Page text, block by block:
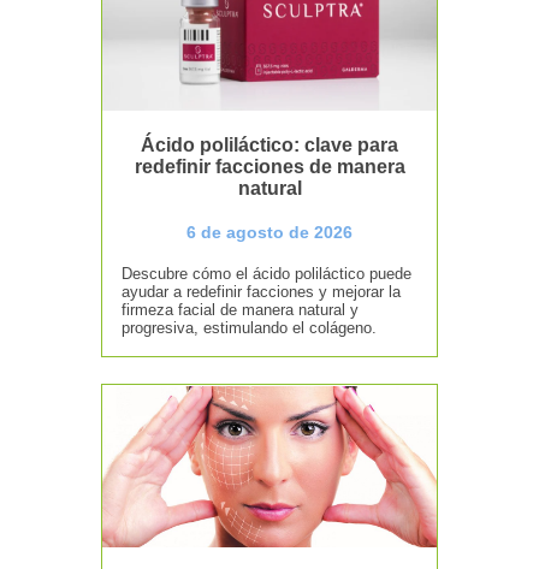
Ácido poliláctico: clave para
redefinir facciones de manera
natural
6 de agosto de 2026
Descubre cómo el ácido poliláctico puede
ayudar a redefinir facciones y mejorar la
firmeza facial de manera natural y
progresiva, estimulando el colágeno.